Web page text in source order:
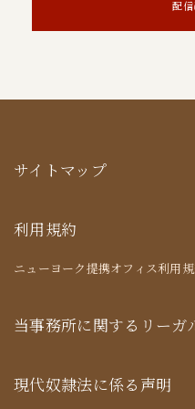
配
サイトマップ
利用規約
ニューヨーク提携オフィス利用
当事務所に関するリーガ
現代奴隷法に係る声明